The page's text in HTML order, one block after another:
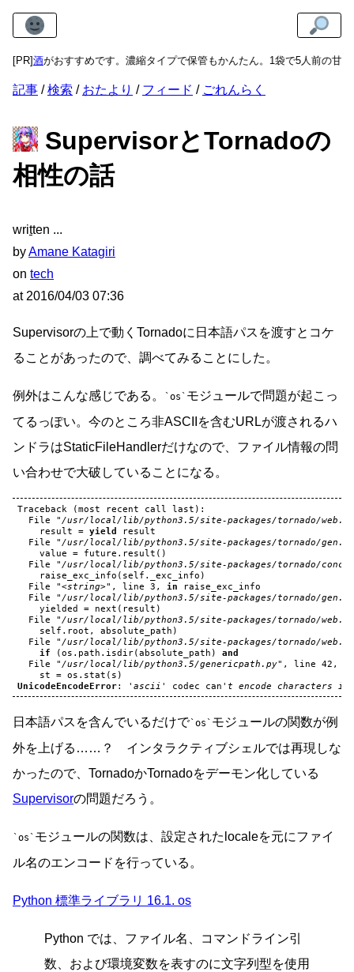
[PR]
あま酒がおすすめです。濃縮タイプで保管もかんたん。1袋で5人前の甘酒
記事 検索 おたより フィード ごれんらく
SupervisorとTornadoの
相性の話
written
byAmane Katagiri
on tech
at 2016/04/03 07:36
Supervisorの上で動くTornadoに日本語パスを渡すとコケ
ることがあったので、調べてみることにした。
例外はこんな感じである。 os
モジュールで問題が起こっ
てるっぽい。今のところ非ASCIIを含むURLが渡されるハ
ンドラはStaticFileHandlerだけなので、ファイル情報の問
い合わせで大破していることになる。
Traceback ( most recent call last ):
File
"/usr/local/lib/python3.5/site-packages/tornado/
result
= yield
result
File
"/usr/local/lib/python3.5/site-packages/tornado/
value
= future . result ()
File
"/usr/local/lib/python3.5/site-packages/tornado/
raise_exc_info ( self . _exc_info )
File
"<string>" , line 3 , in
raise_exc_info
File
"/usr/local/lib/python3.5/site-packages/tornado/
yielded
= next ( result )
File
"/usr/local/lib/python3.5/site-packages/tornado/
self . root , absolute_path )
File
"/usr/local/lib/python3.5/site-packages/tornado/
if
( os . path . isdir( absolute_path )
and
File
"/usr/local/lib/python3.5/genericpath.py" , line 42 ,
st
= os . stat ( s )
UnicodeEncodeError: 'ascii' codec can 't encode characters
日本語パスを含んでいるだけで os
モジュールの関数が例
外を上げる……？ インタラクティブシェルでは再現しな
かったので、TornadoかTornadoをデーモン化している
Supervisorの問題だろう。
os
モジュールの関数は、設定されたlocaleを元にファイ
ル名のエンコードを行っている。
Python 標準ライブラリ 16.1. os
Python では、ファイル名、コマンドライン引
数、および環境変数を表すのに文字列型を使用